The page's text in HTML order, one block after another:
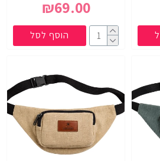
₪69.00
הוסף לסל